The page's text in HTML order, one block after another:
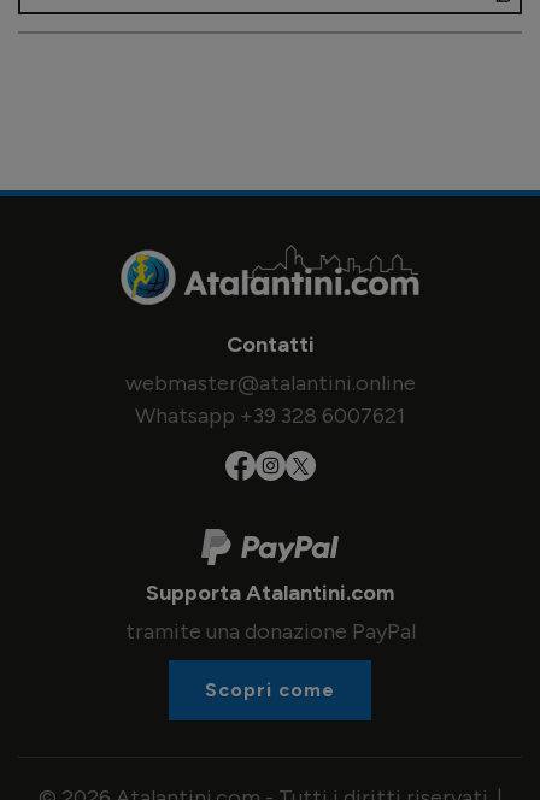
Contatti
webmaster@atalantini.online
Whatsapp +39 328 6007621
Supporta Atalantini.com
tramite una donazione PayPal
Scopri come